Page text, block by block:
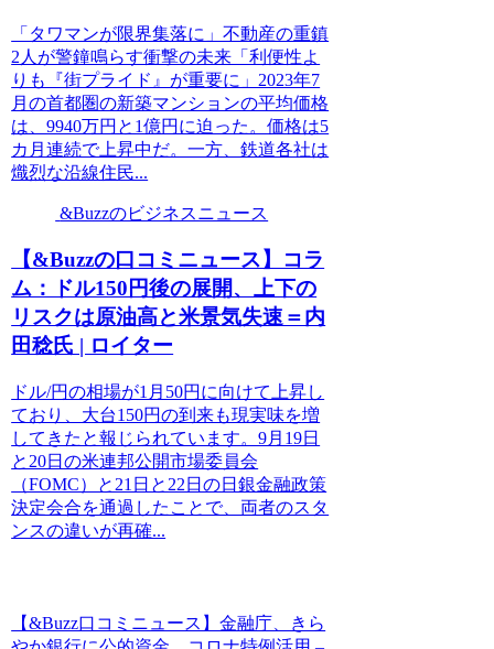
「タワマンが限界集落に」不動産の重鎮
2人が警鐘鳴らす衝撃の未来「利便性よ
りも『街プライド』が重要に」2023年7
月の首都圏の新築マンションの平均価格
は、9940万円と1億円に迫った。価格は5
カ月連続で上昇中だ。一方、鉄道各社は
熾烈な沿線住民...
&Buzzのビジネスニュース
【&Buzzの口コミニュース】コラ
ム：ドル150円後の展開、上下の
リスクは原油高と米景気失速＝内
田稔氏 | ロイター
ドル/円の相場が1月50円に向けて上昇し
ており、大台150円の到来も現実味を増
してきたと報じられています。9月19日
と20日の米連邦公開市場委員会
（FOMC）と21日と22日の日銀金融政策
決定会合を通過したことで、両者のスタ
ンスの違いが再確...
【&Buzz口コミニュース】金融庁、きら